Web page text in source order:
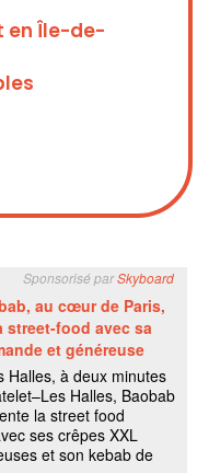
en Île-de-